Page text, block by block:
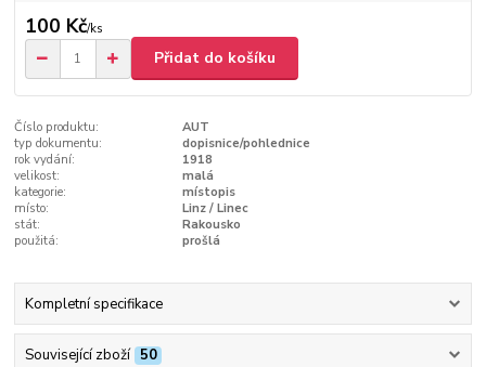
100 Kč/ks
Přidat do košíku
Číslo produktu:
AUT
typ dokumentu:
dopisnice/pohlednice
rok vydání:
1918
velikost:
malá
kategorie:
místopis
místo:
Linz / Linec
stát:
Rakousko
použitá:
prošlá
Kompletní specifikace
Související zboží 50